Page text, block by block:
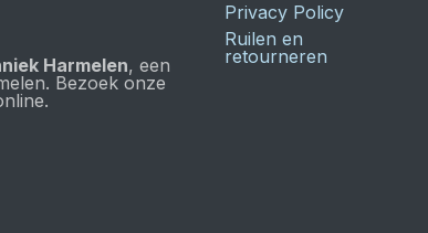
Harmelen, een
Bezoek onze
Privacy Policy
Ruilen en
retourneren